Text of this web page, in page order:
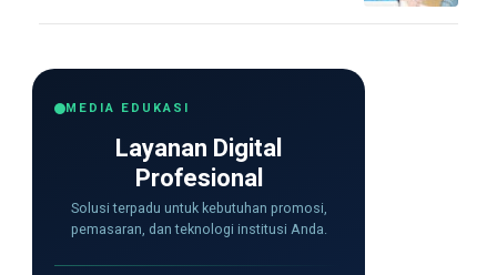
MEDIA EDUKASI
Layanan Digital
Profesional
Solusi terpadu untuk kebutuhan promosi,
pemasaran, dan teknologi institusi Anda.